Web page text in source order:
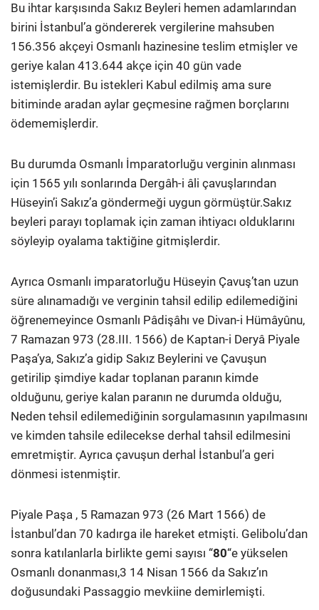
Bu ihtar karşısında Sakız Beyleri hemen adamlarından
birini İstanbul’a göndererek vergilerine mahsuben
156.356 akçeyi Osmanlı hazinesine teslim etmişler ve
geriye kalan 413.644 akçe için 40 gün vade
istemişlerdir. Bu istekleri Kabul edilmiş ama sure
bitiminde aradan aylar geçmesine rağmen borçlarını
ödememişlerdir.
Bu durumda Osmanlı İmparatorluğu verginin alınması
için 1565 yılı sonlarında Dergâh-i âli çavuşlarından
Hüseyin’i Sakız’a göndermeği uygun görmüştür.Sakız
beyleri parayı toplamak için zaman ihtiyacı olduklarını
söyleyip oyalama taktiğine gitmişlerdir.
Ayrıca Osmanlı imparatorluğu Hüseyin Çavuş’tan uzun
süre alınamadığı ve verginin tahsil edilip edilemediğini
öğrenemeyince Osmanlı Pâdişâhı ve Divan-i Hümâyûnu,
7 Ramazan 973 (28.III. 1566) de Kaptan-i Deryâ Piyale
Paşa’ya, Sakız’a gidip Sakız Beylerini ve Çavuşun
getirilip şimdiye kadar toplanan paranın kimde
olduğunu, geriye kalan paranın ne durumda olduğu,
Neden tehsil edilemediğinin sorgulamasının yapılmasını
ve kimden tahsile edilecekse derhal tahsil edilmesini
emretmiştir. Ayrıca çavuşun derhal İstanbul’a geri
dönmesi istenmiştir.
Piyale Paşa , 5 Ramazan 973 (26 Mart 1566) de
İstanbul’dan 70 kadırga ile hareket etmişti. Gelibolu’dan
sonra katılanlarla birlikte gemi sayısı “80“e yükselen
Osmanlı donanması,3 14 Nisan 1566 da Sakız’ın
doğusundaki Passaggio mevkiine demirlemişti.